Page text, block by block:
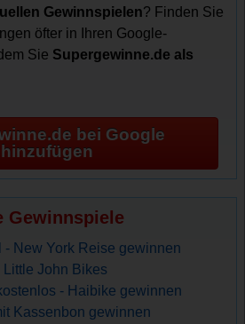
Gewinnspielen? Finden Sie
öfter in Ihren Google-
Sie Supergewinne.de als
bei Google
hinzufügen
Gewinnspiele
New York Reise gewinnen
John Bikes
- Haibike gewinnen
Kassenbon gewinnen